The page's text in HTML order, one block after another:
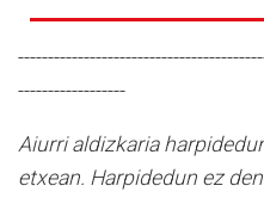
------------------
Aiurri aldizkaria
etxean. Harpidedun ez